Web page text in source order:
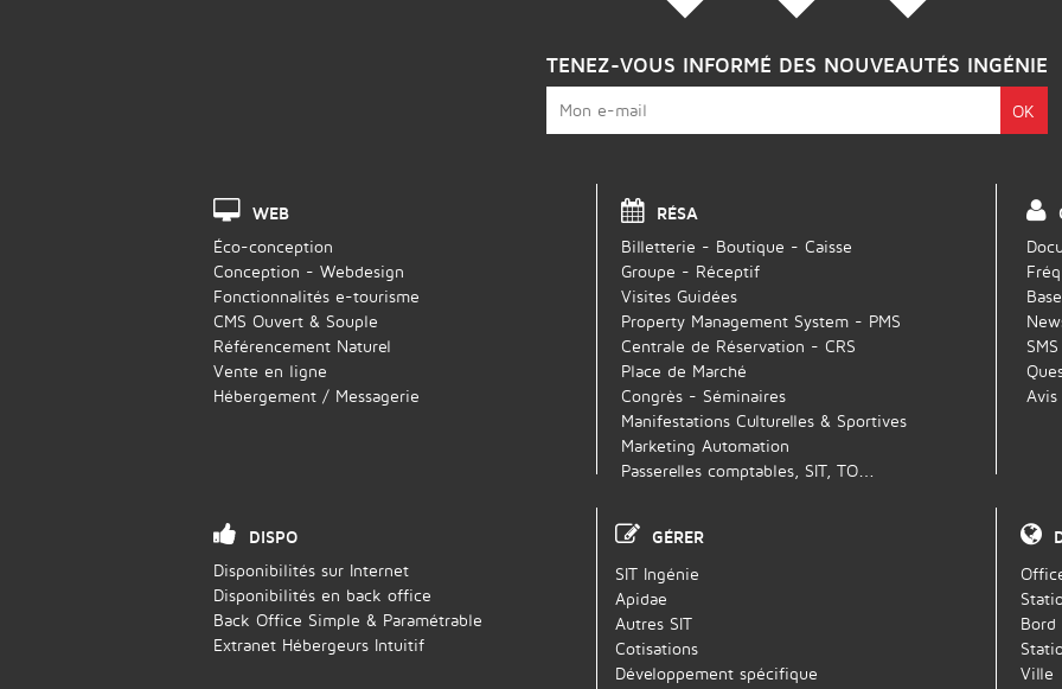
TENEZ-VOUS INFORMÉ DES NOUVEAUTÉS INGÉNIE
Éco-conception
Conception - Webdesign
Fonctionnalités e-tourisme
CMS Ouvert & Souple
Référencement Naturel
Vente en ligne
Hébergement / Messagerie
WEB
Billetterie - Boutique - Caisse
Groupe - Réceptif
Visites Guidées
Property Management System - PMS
Centrale de Réservation - CRS
Place de Marché
Congrès - Séminaires
Manifestations Culturelles & Sportives
Marketing Automation
Passerelles comptables, SIT, TO…
RÉSA
SMS
Disponibilités sur Internet
Disponibilités en back office
Back Office Simple & Paramétrable
Extranet Hébergeurs Intuitif
DISPO
GÉRER
SIT Ingénie
Apidae
Autres SIT
Cotisations
Développement spécifique
Bord
Ville